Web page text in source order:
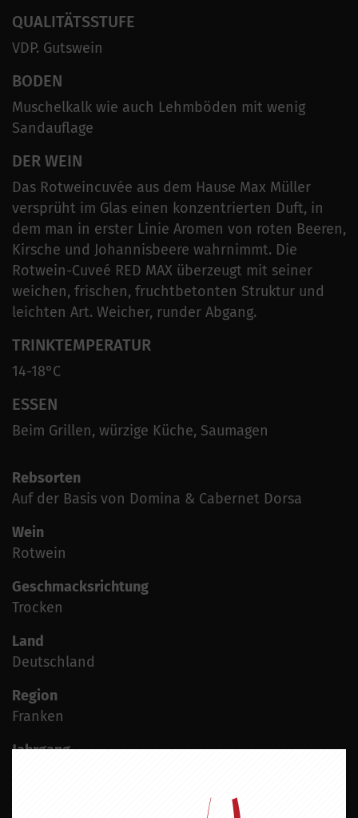
QUALITÄTSSTUFE
VDP. Gutswein
BODEN
Muschelkalk wie auch Lehmböden mit wenig
Sandauflage
DER WEIN
Das Rotweincuvée aus dem Hause Max Müller
versprüht im Glas einen konzentrierten Duft, in
dem man in erster Linie Aromen von roten Beeren,
Kirsche und Johannisbeere wahrnimmt. Die
Rotwein-Cuveé RED MAX überzeugt mit seiner
weichen, frischen, fruchtbetonten Struktur und
leichten Art. Weicher, runder Abgang.
TRINKTEMPERATUR
14-18°C
ESSEN
Beim Grillen, würzige Küche, Saumagen
Rebsorten
Auf der Basis von Domina & Cabernet Dorsa
Wein
Rotwein
Geschmacksrichtung
Trocken
Land
Deutschland
Region
Franken
Jahrgang